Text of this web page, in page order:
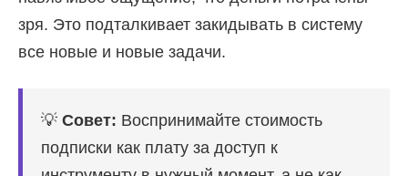
зря. Это подталкивает закидывать в систему
все новые и новые задачи.
💡 Совет: Воспринимайте стоимость
подписки как плату за доступ к